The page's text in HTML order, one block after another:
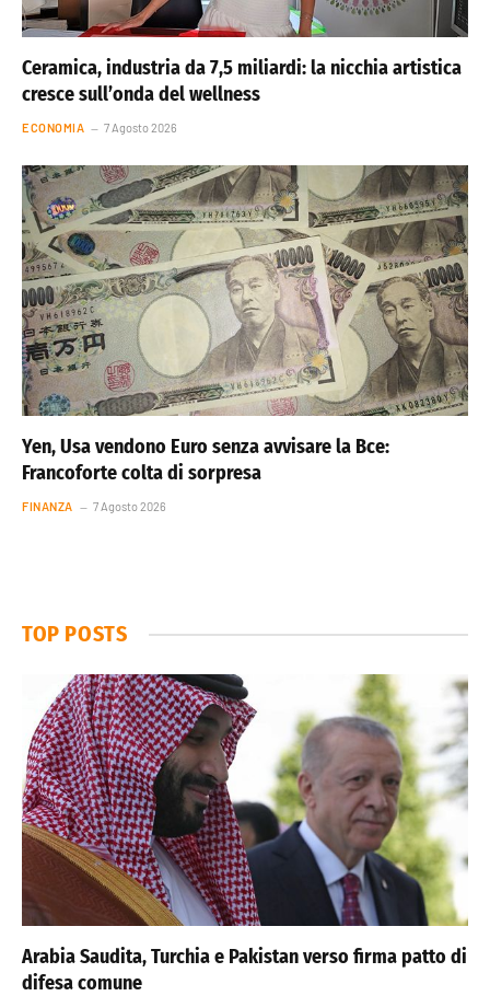
Ceramica, industria da 7,5 miliardi: la nicchia artistica
cresce sull’onda del wellness
ECONOMIA 7 Agosto 2026
Yen, Usa vendono Euro senza avvisare la Bce:
Francoforte colta di sorpresa
FINANZA 7 Agosto 2026
TOP POSTS
Arabia Saudita, Turchia e Pakistan verso firma patto di
difesa comune